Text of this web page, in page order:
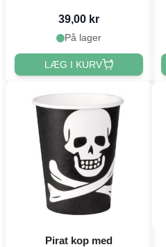
39,00 kr
På lager
LÆG I KURV
Pirat kop med